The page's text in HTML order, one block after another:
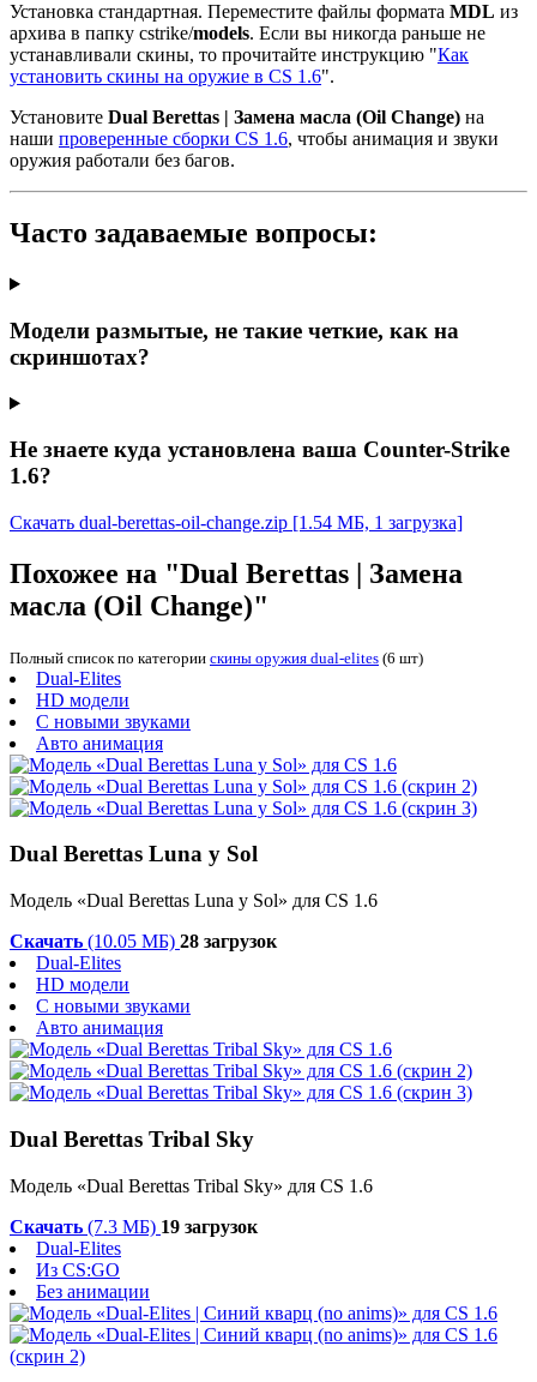
Установка стандартная. Переместите файлы формата MDL из
архива в папку cstrike/models. Если вы никогда раньше не
устанавливали скины, то прочитайте инструкцию "Как
установить скины на оружие в CS 1.6".
Установите Dual Berettas | Замена масла (Oil Change) на
наши проверенные сборки CS 1.6, чтобы анимация и звуки
оружия работали без багов.
Часто задаваемые вопросы:
Модели размытые, не такие четкие, как на
скриншотах?
Не знаете куда установлена ваша Counter-Strike
1.6?
Скачать dual-berettas-oil-change.zip [1.54 МБ, 1 загрузка]
Похожее на "Dual Berettas | Замена
масла (Oil Change)"
Полный список по категории скины оружия dual-elites (6 шт)
Dual-Elites
HD модели
С новыми звуками
Авто анимация
Dual Berettas Luna y Sol
Модель «Dual Berettas Luna y Sol» для CS 1.6
Скачать (10.05 МБ) 28 загрузок
Dual-Elites
HD модели
С новыми звуками
Авто анимация
Dual Berettas Tribal Sky
Модель «Dual Berettas Tribal Sky» для CS 1.6
Скачать (7.3 МБ) 19 загрузок
Dual-Elites
Из CS:GO
Без анимации